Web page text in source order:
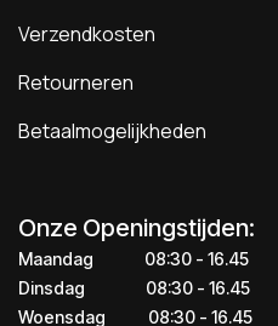
Verzendkosten
Retourneren
Betaalmogelijkheden
Onze Openingstijden:
Maandag
​​​08:30 - 16.45​
Dinsdag
​​​​08:30 - 16.45
Woensdag
​08:30 - 16.45